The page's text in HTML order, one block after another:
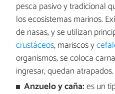
pesca pasivo y tradicional
los ecosistemas marinos.
de nasas, y se utilizan
crustáceos, mariscos y
organismos, se coloca
ingresar, quedan atrapados.
Anzuelo y caña:es un